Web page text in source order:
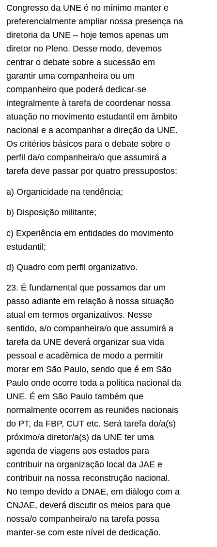
Congresso da UNE é no mínimo manter e
preferencialmente ampliar nossa presença na
diretoria da UNE – hoje temos apenas um
diretor no Pleno. Desse modo, devemos
centrar o debate sobre a sucessão em
garantir uma companheira ou um
companheiro que poderá dedicar-se
integralmente à tarefa de coordenar nossa
atuação no movimento estudantil em âmbito
nacional e a acompanhar a direção da UNE.
Os critérios básicos para o debate sobre o
perfil da/o companheira/o que assumirá a
tarefa deve passar por quatro pressupostos:
a) Organicidade na tendência;
b) Disposição militante;
c) Experiência em entidades do movimento
estudantil;
d) Quadro com perfil organizativo.
23. É fundamental que possamos dar um
passo adiante em relação à nossa situação
atual em termos organizativos. Nesse
sentido, a/o companheira/o que assumirá a
tarefa da UNE deverá organizar sua vida
pessoal e acadêmica de modo a permitir
morar em São Paulo, sendo que é em São
Paulo onde ocorre toda a política nacional da
UNE. É em São Paulo também que
normalmente ocorrem as reuniões nacionais
do PT, da FBP, CUT etc. Será tarefa do/a(s)
próximo/a diretor/a(s) da UNE ter uma
agenda de viagens aos estados para
contribuir na organização local da JAE e
contribuir na nossa reconstrução nacional.
No tempo devido a DNAE, em diálogo com a
CNJAE, deverá discutir os meios para que
nossa/o companheira/o na tarefa possa
manter-se com este nível de dedicação.